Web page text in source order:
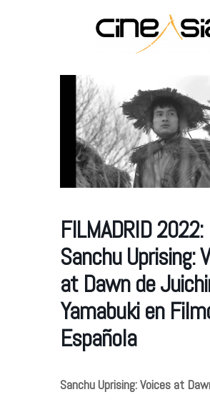
FILMADRID 2022:
Sanchu Uprising:
at Dawn de
Yamabuki en
Española
Sanchu Uprising: Voices at